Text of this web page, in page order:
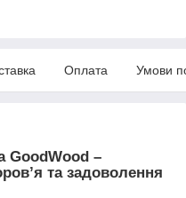
Оплата Умови
GoodWood –
та задоволення